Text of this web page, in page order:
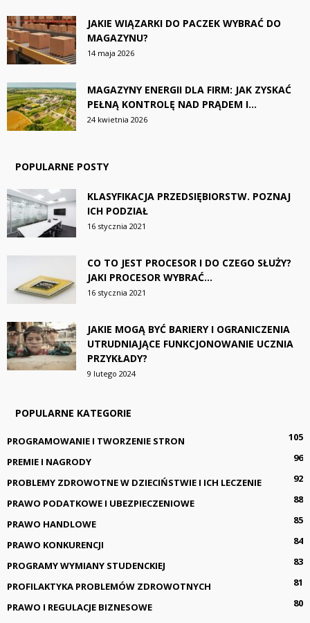
JAKIE WIĄZARKI DO PACZEK WYBRAĆ DO
MAGAZYNU?
14 maja 2026
MAGAZYNY ENERGII DLA FIRM: JAK ZYSKAĆ
PEŁNĄ KONTROLĘ NAD PRĄDEM I...
24 kwietnia 2026
POPULARNE POSTY
KLASYFIKACJA PRZEDSIĘBIORSTW. POZNAJ
ICH PODZIAŁ
16 stycznia 2021
CO TO JEST PROCESOR I DO CZEGO SŁUŻY?
JAKI PROCESOR WYBRAĆ...
16 stycznia 2021
JAKIE MOGĄ BYĆ BARIERY I OGRANICZENIA
UTRUDNIAJĄCE FUNKCJONOWANIE UCZNIA
PRZYKŁADY?
9 lutego 2024
POPULARNE KATEGORIE
PROGRAMOWANIE I TWORZENIE STRON
105
PREMIE I NAGRODY
96
PROBLEMY ZDROWOTNE W DZIECIŃSTWIE I ICH LECZENIE
92
PRAWO PODATKOWE I UBEZPIECZENIOWE
88
PRAWO HANDLOWE
85
PRAWO KONKURENCJI
84
PROGRAMY WYMIANY STUDENCKIEJ
83
PROFILAKTYKA PROBLEMÓW ZDROWOTNYCH
81
PRAWO I REGULACJE BIZNESOWE
80